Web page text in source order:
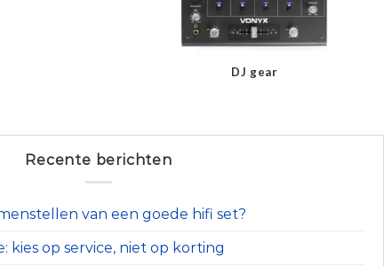
DJ gear
Recente berichten
van een goede hifi set?
kies op service, niet op korting